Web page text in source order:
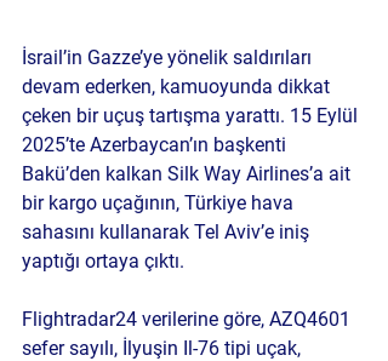
İsrail’in Gazze’ye yönelik saldırıları
devam ederken, kamuoyunda dikkat
çeken bir uçuş tartışma yarattı. 15 Eylül
2025’te Azerbaycan’ın başkenti
Bakü’den kalkan Silk Way Airlines’a ait
bir kargo uçağının, Türkiye hava
sahasını kullanarak Tel Aviv’e iniş
yaptığı ortaya çıktı.
Flightradar24 verilerine göre, AZQ4601
sefer sayılı, İlyuşin Il-76 tipi uçak,